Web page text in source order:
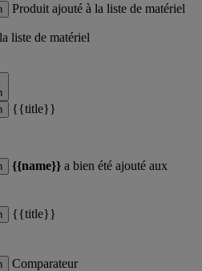
Produit ajouté à la liste de matériel
liste de matériel
{{title}}
{{name}} a bien été ajouté aux
{{title}}
Comparateur